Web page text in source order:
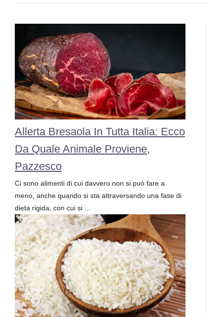
Allerta Bresaola In Tutta Italia: Ecco
Da Quale Animale Proviene,
Pazzesco
Ci sono alimenti di cui davvero non si può fare a
meno, anche quando si sta attraversando una fase di
dieta rigida, con cui si …